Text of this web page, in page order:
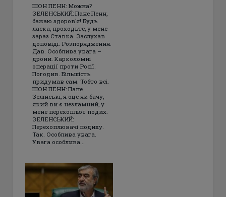
ШОН ПЕНН: Можна?
ЗЕЛЕНСЬКИЙ: Пане Пенн,
бажаю здоров’я! Будь
ласка, проходьте, у мене
зараз Ставка. Заслухав
доповіді. Розпорядження.
Дав. Особлива увага –
дрони. Карколомні
операції проти Росії.
Погодив. Більшість
придумав сам. Тобто всі.
ШОН ПЕНН: Пане
Зелінські, я оце як бачу,
який ви є незламний, у
мене перехоплює подих.
ЗЕЛЕНСЬКИЙ:
Перехоплювачі подиху.
Так. Особлива увага.
Увага особлива...